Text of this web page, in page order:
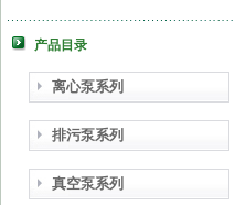
产品目录
离心泵系列
排污泵系列
真空泵系列